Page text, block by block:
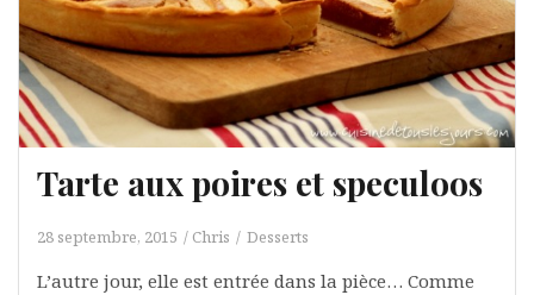
Tarte aux poires et speculoos
28 septembre, 2015 Chris Desserts
L’autre jour, elle est entrée dans la pièce… Comme